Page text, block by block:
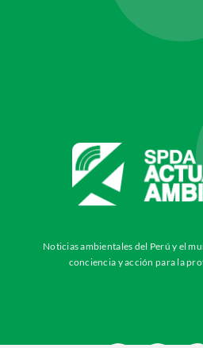
Noticias ambientales del Perú y el
conciencia y acción para la